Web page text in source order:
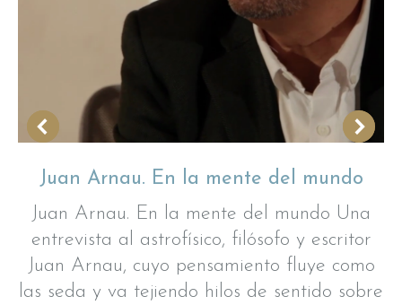
Juan Arnau. En la mente del mundo
Juan Arnau. En la mente del mundo Una
entrevista al astrofísico, filósofo y escritor
Juan Arnau, cuyo pensamiento fluye como
las seda y va tejiendo hilos de sentido sobre